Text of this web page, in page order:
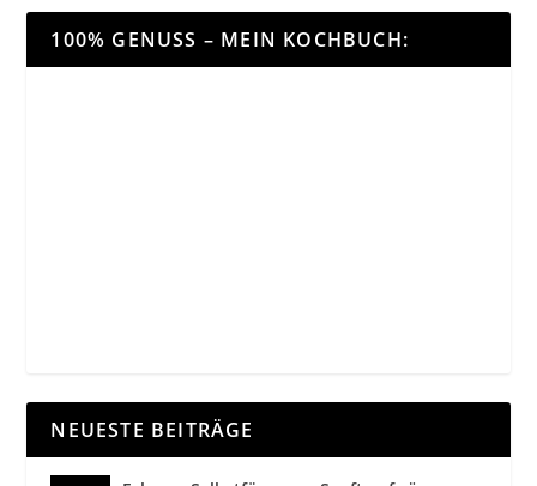
100% GENUSS – MEIN KOCHBUCH:
NEUESTE BEITRÄGE